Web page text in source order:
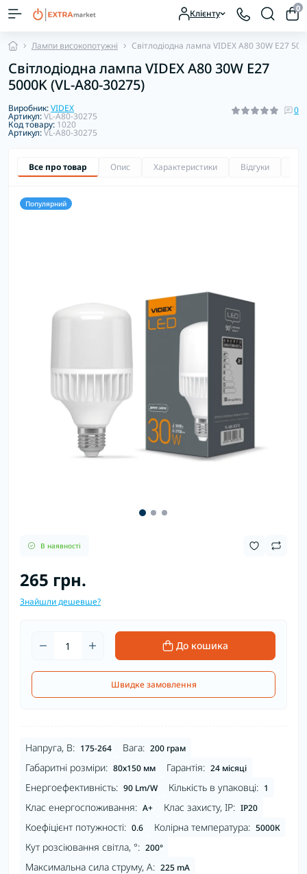
Клієнту 0
Лампи високопотужні Світлодіодна лампа VIDEX A80 30W E27
Світлодіодна лампа VIDEX A80 30W E27
5000K (VL-A80-30275)
Виробник:VIDEX
Артикул:VL-A80-30275
Код товару: 1020
Артикул:VL-A80-30275
0
Все про товар Опис Характеристики Відгуки
Популярний
В наявності
265 грн.
Знайшли дешевше?
До кошика
Швидке замовлення
Напруга, В: 175-264 Вага: 200 грам
Габаритні розміри: 80х150 мм Гарантія: 24 місяці
Енергоефективність: 90 Lm/W Кількість в упаковці: 1
Клас енергоспоживання: A+ Клас захисту, IP: IP20
Коефіцієнт потужності: 0.6 Колірна температура: 5000К
Кут розсіювання світла, °: 200°
Максимальна сила струму, А: 225 mA